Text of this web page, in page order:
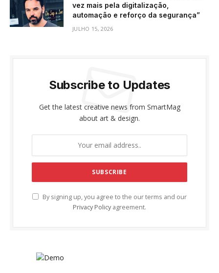
vez mais pela digitalização,
automação e reforço da segurança”
JULHO 15, 2026
Subscribe to Updates
Get the latest creative news from SmartMag
about art & design.
By signing up, you agree to the our terms and our
Privacy Policy agreement.